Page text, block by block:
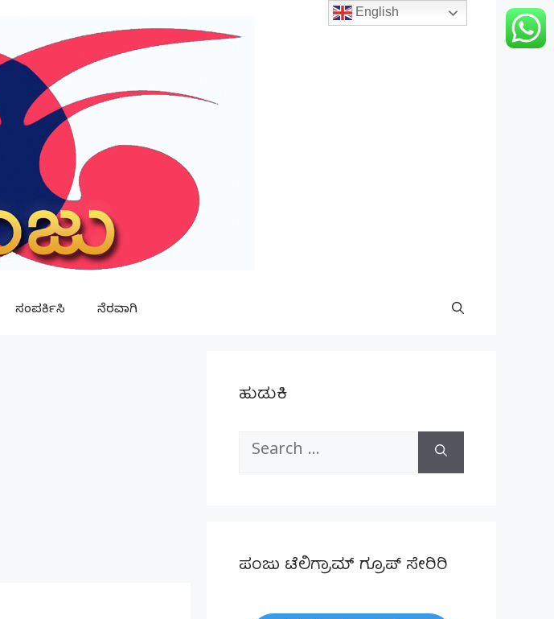
ಸಂಪರ್ಕಿಸಿ ನೆರವಾಗಿ
ಹುಡುಕಿ
Search
ಪಂಜು ಟೆಲಿಗ್ರಾಮ್ ಗ್ರೂಪ್ ಸೇರಿರಿ
English